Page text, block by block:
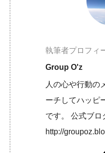
執筆者プロフィ
Group O'z
人の心や行動の
ーチしてハッピ
です。 公式ブロ
http://